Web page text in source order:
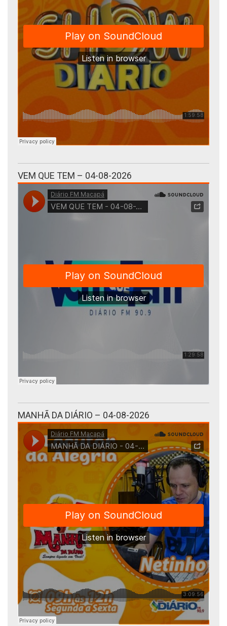
VEM QUE TEM – 04-08-2026
MANHÃ DA DIÁRIO – 04-08-2026